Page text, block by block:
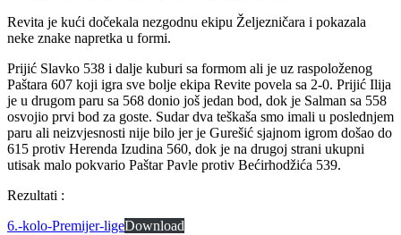
Revita je kući dočekala nezgodnu ekipu Željezničara i pokazala
neke znake napretka u formi.
Prijić Slavko 538 i dalje kuburi sa formom ali je uz raspoloženog
Paštara 607 koji igra sve bolje ekipa Revite povela sa 2-0. Prijić Ilija
je u drugom paru sa 568 donio još jedan bod, dok je Salman sa 558
osvojio prvi bod za goste. Sudar dva teškaša smo imali u poslednjem
paru ali neizvjesnosti nije bilo jer je Gurešić sjajnom igrom došao do
615 protiv Herenda Izudina 560, dok je na drugoj strani ukupni
utisak malo pokvario Paštar Pavle protiv Bećirhodžića 539.
Rezultati :
6.-kolo-Premijer-ligeDownload